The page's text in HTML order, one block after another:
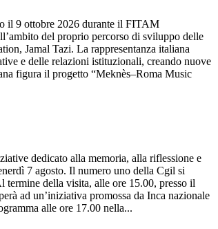
il 9 ottobre 2026 durante il FITAM
del proprio percorso di sviluppo delle
Jamal Tazi. La rappresentanza italiana
e delle relazioni istituzionali, creando nuove
figura il progetto “Meknès–Roma Music
dedicato alla memoria, alla riflessione e
7 agosto. Il numero uno della Cgil si
termine della visita, alle ore 15.00, presso il
ad un’iniziativa promossa da Inca nazionale
alle ore 17.00 nella...